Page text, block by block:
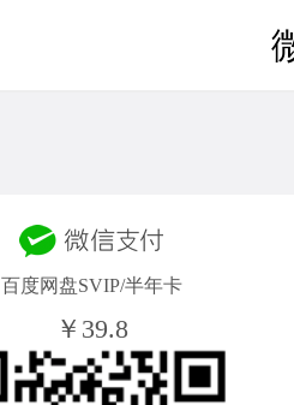
百度网盘SVIP/半年卡
￥39.8